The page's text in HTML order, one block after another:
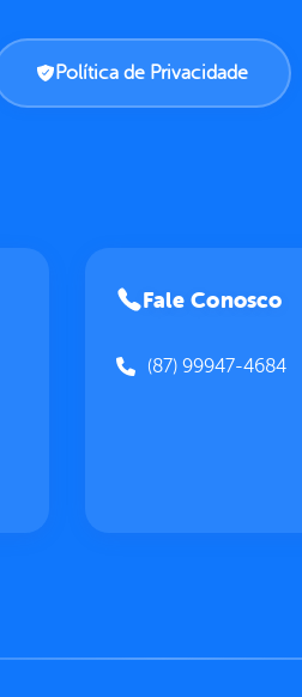
Política de Privacidade
Fale Conosco
(87) 99947-4684